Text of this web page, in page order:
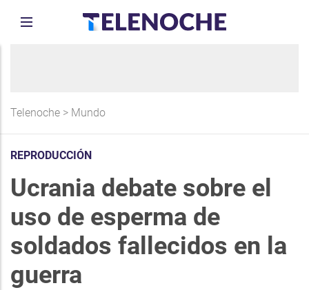
Telenoche > Mundo
REPRODUCCIÓN
Ucrania debate sobre el
uso de esperma de
soldados fallecidos en la
guerra